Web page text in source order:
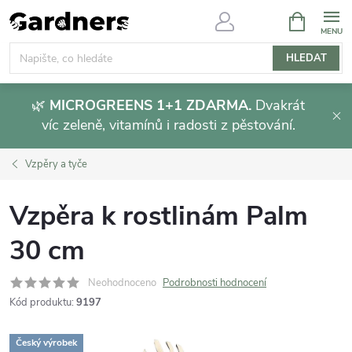
Přejít
na
obsah
HLEDAT
NÁKUPNÍ
KOŠÍK
🌿 MICROGREENS 1+1 ZDARMA. Dvakrát
víc zeleně, vitamínů i radosti z pěstování.
Vzpěry a tyče
Vzpěra k rostlinám Palm
30 cm
Neohodnoceno Podrobnosti hodnocení
Kód produktu: 9197
Český výrobek